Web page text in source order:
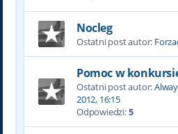
Nocleg
Ostatni post autor:
Pomoc w
Ostatni post autor:
2012, 16:15
Odpowiedzi:5